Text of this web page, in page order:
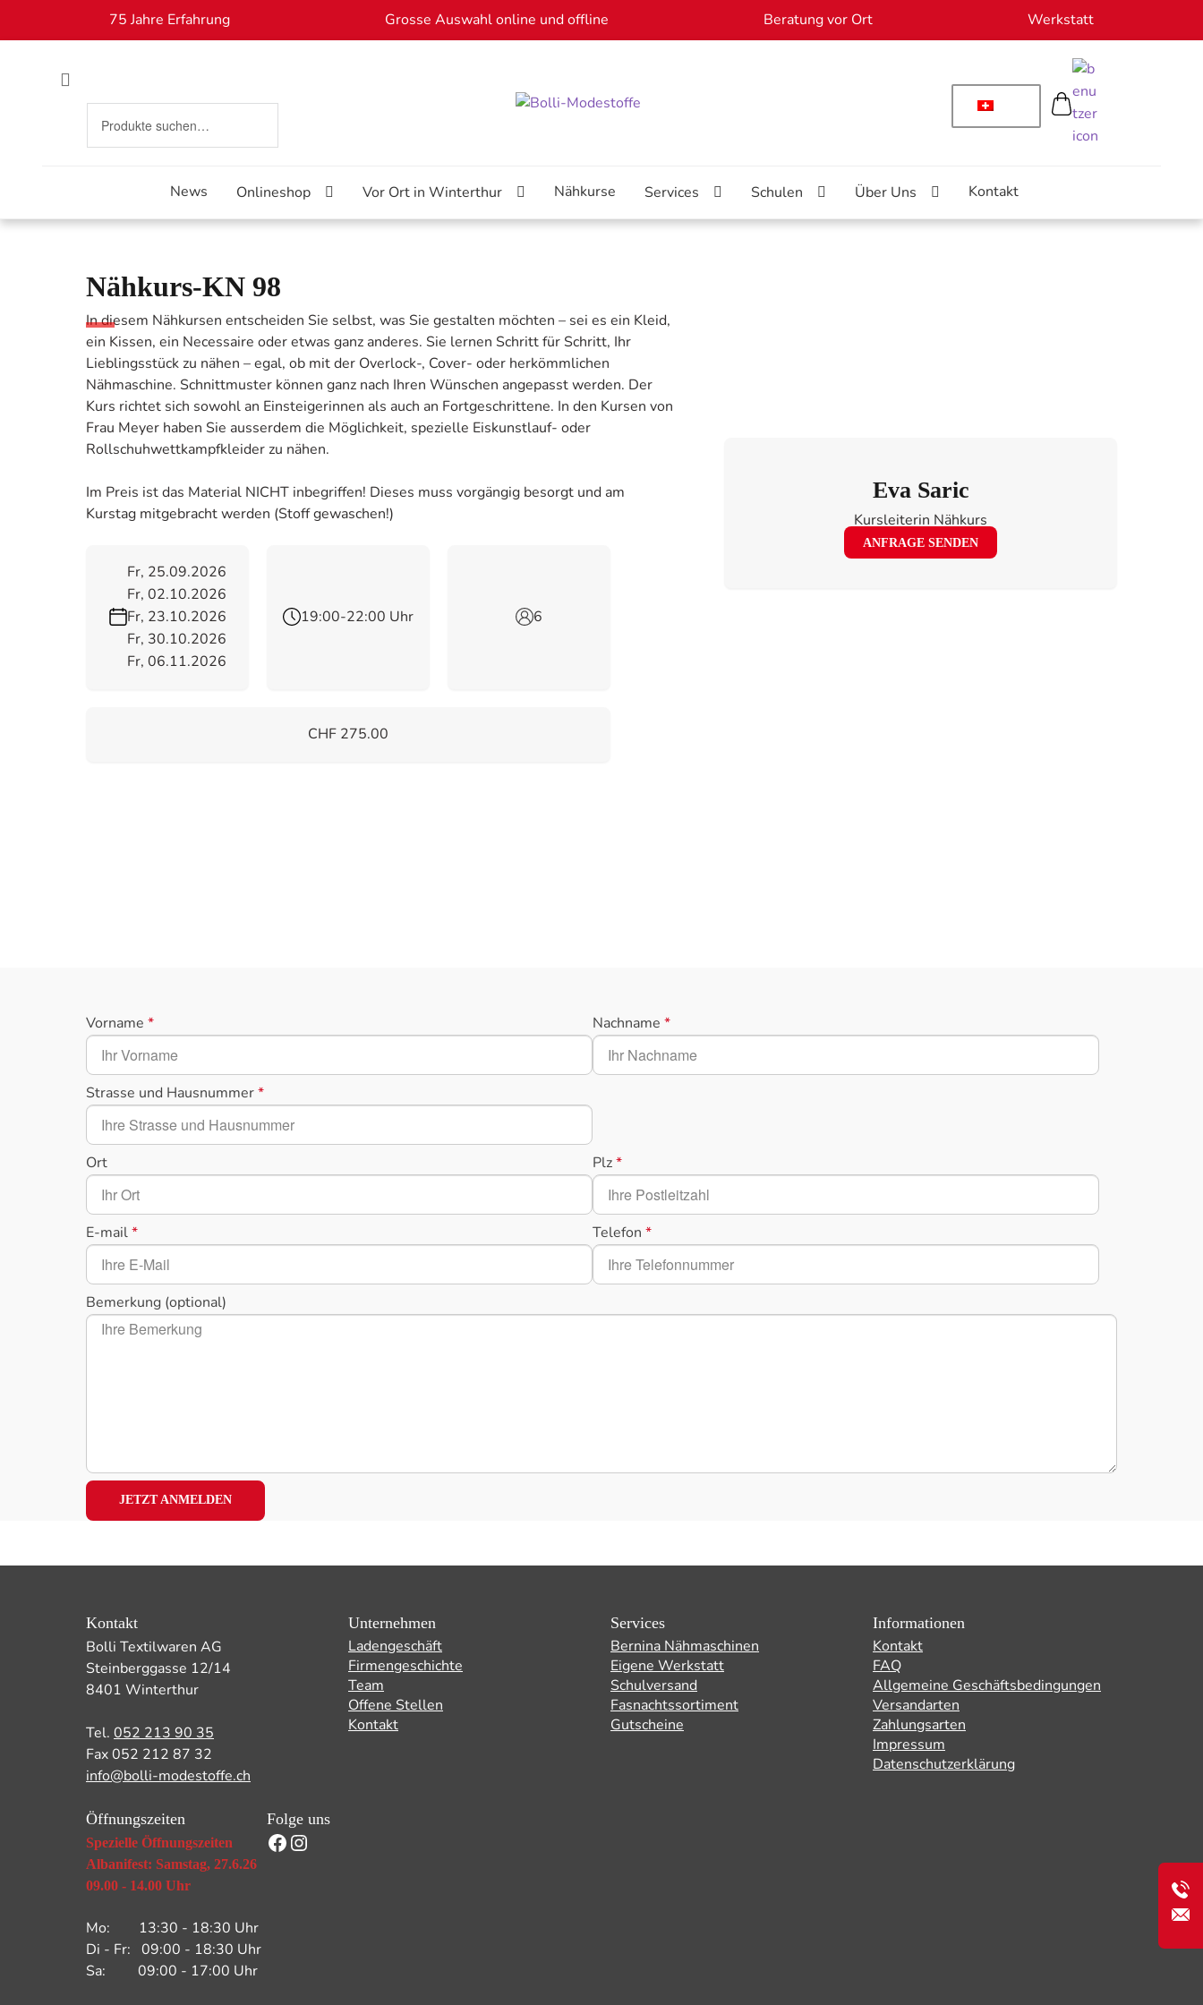
75 Jahre Erfahrung Grosse Auswahl online und offline Beratung vor Ort Werkstatt
News Onlineshop Vor Ort in Winterthur Nähkurse Services Schulen Über Uns Kontakt
Nähkurs-KN 98
In diesem Nähkursen entscheiden Sie selbst, was Sie gestalten möchten – sei es ein Kleid,
ein Kissen, ein Necessaire oder etwas ganz anderes. Sie lernen Schritt für Schritt, Ihr
Lieblingsstück zu nähen – egal, ob mit der Overlock-, Cover- oder herkömmlichen
Nähmaschine. Schnittmuster können ganz nach Ihren Wünschen angepasst werden. Der
Kurs richtet sich sowohl an Einsteigerinnen als auch an Fortgeschrittene. In den Kursen von
Frau Meyer haben Sie ausserdem die Möglichkeit, spezielle Eiskunstlauf- oder
Rollschuhwettkampfkleider zu nähen.
Im Preis ist das Material NICHT inbegriffen! Dieses muss vorgängig besorgt und am
Kurstag mitgebracht werden (Stoff gewaschen!)
Fr, 25.09.2026
Fr, 02.10.2026
Fr, 23.10.2026
Fr, 30.10.2026
Fr, 06.11.2026
19:00-22:00 Uhr 6
CHF 275.00
Eva Saric
Kursleiterin Nähkurs
ANFRAGE SENDEN
Vorname * Nachname *
Strasse und Hausnummer*
Ort Plz*
E-mail* Telefon *
Bemerkung (optional)
Kontakt
Bolli Textilwaren AG
Steinberggasse 12/14
8401 Winterthur
Tel. 052 213 90 35
Fax 052 212 87 32
info@bolli-modestoffe.ch
Öffnungszeiten
Spezielle Öffnungszeiten
Albanifest: Samstag, 27.6.26
09.00 - 14.00 Uhr
Mo: 13:30 - 18:30 Uhr
Di - Fr: 09:00 - 18:30 Uhr
Sa: 09:00 - 17:00 Uhr
Folge uns
Facebook
Instagram
Unternehmen
Ladengeschäft
Firmengeschichte
Team
Offene Stellen
Kontakt
Services
Bernina Nähmaschinen
Eigene Werkstatt
Schulversand
Fasnachtssortiment
Gutscheine
Informationen
Kontakt
FAQ
Allgemeine Geschäftsbedingungen
Versandarten
Zahlungsarten
Impressum
Datenschutzerklärung